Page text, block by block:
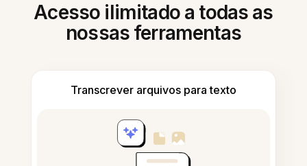
Acesso ilimitado a todas as
nossas ferramentas
Transcrever arquivos para texto